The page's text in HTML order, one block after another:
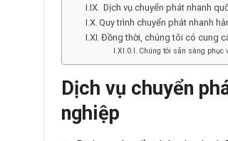
Dịch vụ chuyển phát nhanh
Quy trình chuyển phát nhanh
Đồng thời, chúng tôi có cung
Chúng tôi sẵn sàng phục
Dịch vụ chuyển
nghiệp